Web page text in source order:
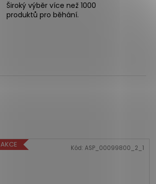
Široký výběr více než 1000
produktů pro běhání.
AKCE Kód: ASP_00099800_2_1